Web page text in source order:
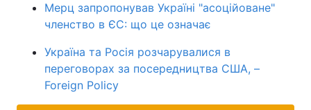
Мерц запропонував Україні "асоційоване"
членство в ЄС: що це означає
Україна та Росія розчарувалися в
переговорах за посередництва США, –
Foreign Policy